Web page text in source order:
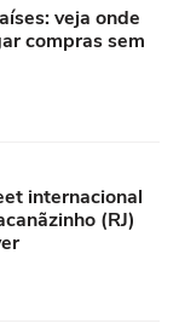
veja onde
compras sem
internacional
(RJ)